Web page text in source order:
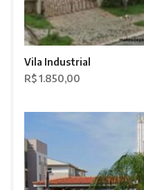
Vila Industrial
R$ 1.850,00